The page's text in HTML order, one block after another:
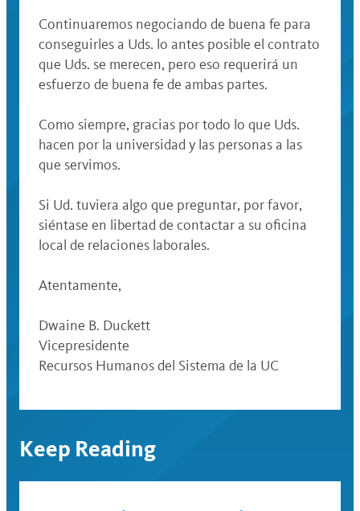
Continuaremos negociando de buena fe para
conseguirles a Uds. lo antes posible el contrato
que Uds. se merecen, pero eso requerirá un
esfuerzo de buena fe de ambas partes.
Como siempre, gracias por todo lo que Uds.
hacen por la universidad y las personas a las
que servimos.
Si Ud. tuviera algo que preguntar, por favor,
siéntase en libertad de contactar a su oficina
local de relaciones laborales.
Atentamente,
Dwaine B. Duckett
Vicepresidente
Recursos Humanos del Sistema de la UC
Keep Reading